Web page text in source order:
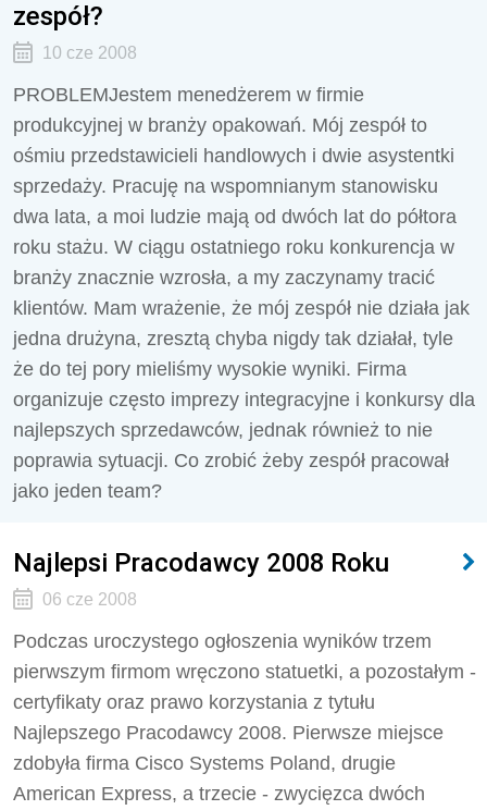
zespół?
10 cze 2008
PROBLEMJestem menedżerem w firmie
produkcyjnej w branży opakowań. Mój zespół to
ośmiu przedstawicieli handlowych i dwie asystentki
sprzedaży. Pracuję na wspomnianym stanowisku
dwa lata, a moi ludzie mają od dwóch lat do półtora
roku stażu. W ciągu ostatniego roku konkurencja w
branży znacznie wzrosła, a my zaczynamy tracić
klientów. Mam wrażenie, że mój zespół nie działa jak
jedna drużyna, zresztą chyba nigdy tak działał, tyle
że do tej pory mieliśmy wysokie wyniki. Firma
organizuje często imprezy integracyjne i konkursy dla
najlepszych sprzedawców, jednak również to nie
poprawia sytuacji. Co zrobić żeby zespół pracował
jako jeden team?
Najlepsi Pracodawcy 2008 Roku
06 cze 2008
Podczas uroczystego ogłoszenia wyników trzem
pierwszym firmom wręczono statuetki, a pozostałym -
certyfikaty oraz prawo korzystania z tytułu
Najlepszego Pracodawcy 2008. Pierwsze miejsce
zdobyła firma Cisco Systems Poland, drugie
American Express, a trzecie - zwycięzca dwóch